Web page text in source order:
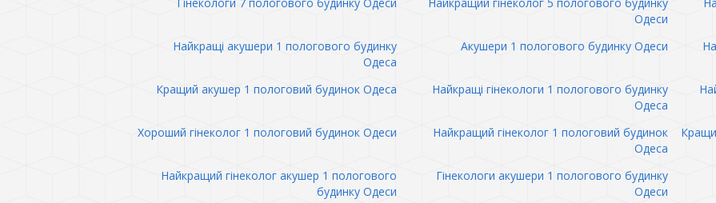
Одеси
Найкращі акушери 1 пологового будинку
Одеса
Акушери 1 пологового будинку Одеси
Кращий акушер 1 пологовий будинок Одеса
Найкращі гінекологи 1 пологового будинку
Одеса
Хороший гінеколог 1 пологовий будинок Одеси
Найкращий гінеколог 1 пологовий будинок
Одеса
Найкращий гінеколог акушер 1 пологового
будинку Одеси
Гінекологи акушери 1 пологового будинку
Одеси